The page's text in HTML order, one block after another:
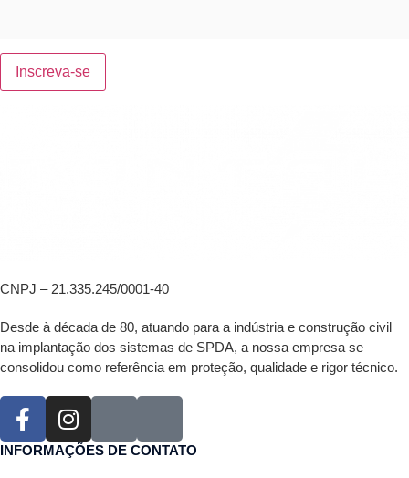
CNPJ – 21.335.245/0001-40
Desde à década de 80, atuando para a indústria e construção civil
na implantação dos sistemas de SPDA, a nossa empresa se
consolidou como referência em proteção, qualidade e rigor técnico.
INFORMAÇÕES DE CONTATO